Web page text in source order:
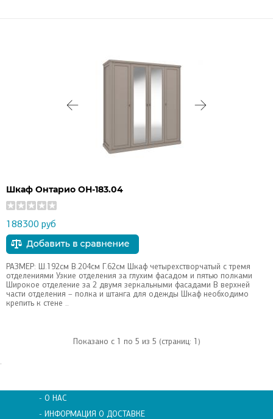
Шкаф Онтарио ОН-183.04
188300 руб
РАЗМЕР: Ш.192см В.204см Г.62см Шкаф четырехстворчатый с тремя
отделениями Узкие отделения за глухим фасадом и пятью полками
Широкое отделение за 2 двумя зеркальными фасадами В верхней
части отделения – полка и штанга для одежды Шкаф необходимо
крепить к стене ..
Показано с 1 по 5 из 5 (страниц: 1)
- О НАС
- ИНФОРМАЦИЯ О ДОСТАВКЕ